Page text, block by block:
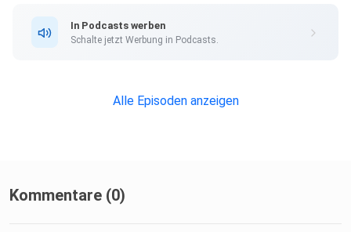
innen und
und kleinen Perspektiven auf die digitalen Kirchen-Räume
In Podcasts werben
Schalte jetzt Werbung in Podcasts.
Alle Episoden anzeigen
Kommentare (0)